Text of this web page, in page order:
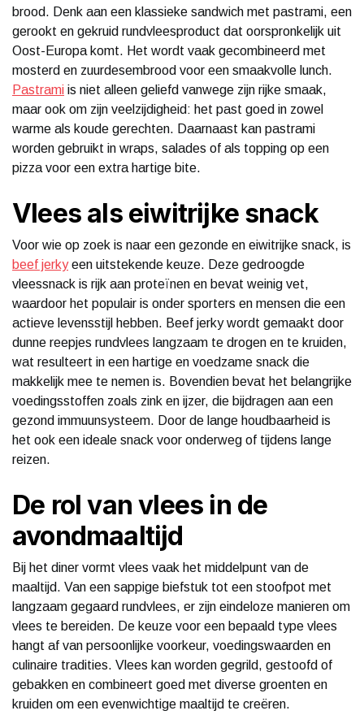
brood. Denk aan een klassieke sandwich met pastrami, een
gerookt en gekruid rundvleesproduct dat oorspronkelijk uit
Oost-Europa komt. Het wordt vaak gecombineerd met
mosterd en zuurdesembrood voor een smaakvolle lunch.
Pastrami is niet alleen geliefd vanwege zijn rijke smaak,
maar ook om zijn veelzijdigheid: het past goed in zowel
warme als koude gerechten. Daarnaast kan pastrami
worden gebruikt in wraps, salades of als topping op een
pizza voor een extra hartige bite.
Vlees als eiwitrijke snack
Voor wie op zoek is naar een gezonde en eiwitrijke snack, is
beef jerkyeen uitstekende keuze. Deze gedroogde
vleessnack is rijk aan proteïnen en bevat weinig vet,
waardoor het populair is onder sporters en mensen die een
actieve levensstijl hebben. Beef jerky wordt gemaakt door
dunne reepjes rundvlees langzaam te drogen en te kruiden,
wat resulteert in een hartige en voedzame snack die
makkelijk mee te nemen is. Bovendien bevat het belangrijke
voedingsstoffen zoals zink en ijzer, die bijdragen aan een
gezond immuunsysteem. Door de lange houdbaarheid is
het ook een ideale snack voor onderweg of tijdens lange
reizen.
De rol van vlees in de
avondmaaltijd
Bij het diner vormt vlees vaak het middelpunt van de
maaltijd. Van een sappige biefstuk tot een stoofpot met
langzaam gegaard rundvlees, er zijn eindeloze manieren om
vlees te bereiden. De keuze voor een bepaald type vlees
hangt af van persoonlijke voorkeur, voedingswaarden en
culinaire tradities. Vlees kan worden gegrild, gestoofd of
gebakken en combineert goed met diverse groenten en
kruiden om een evenwichtige maaltijd te creëren.